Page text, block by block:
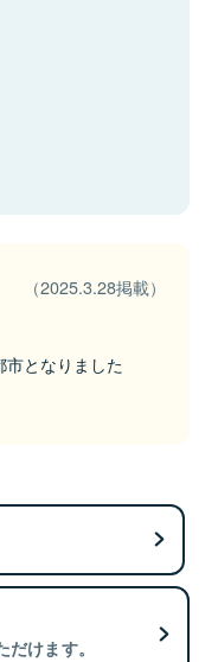
（2025.3.28掲載）
となりました
けます。